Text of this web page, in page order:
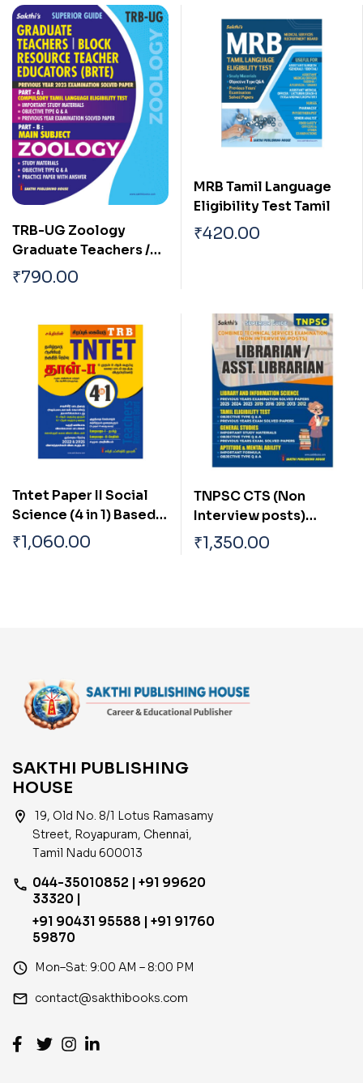
TRB-UG Zoology
Graduate Teachers /
Block Resource
Teacher Educators
English 2026
₹790.00
MRB Tamil Language
Eligibility Test Tamil
₹420.00
Tntet Paper II Social
Science (4 in 1) Based
on School New Text
Books (Tamil)
₹1,060.00
TNPSC CTS (Non
Interview posts)
Librarian
/Asst.Librarian Exam
₹1,350.00
SAKTHI PUBLISHING
HOUSE
location_on
19, Old No. 8/1 Lotus Ramasamy
Street, Royapuram, Chennai,
Tamil Nadu 600013
phone 044-35010852 | +91 99620
33320 |
+91 90431 95588 | +91 91760
59870
access_time Mon–Sat: 9:00 AM – 8:00 PM
email contact@sakthibooks.com